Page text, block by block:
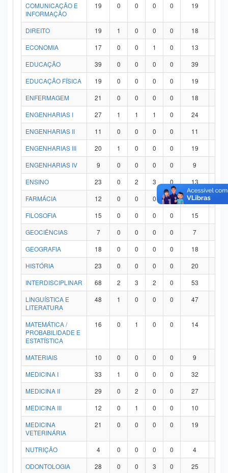
COMUNICAÇÃO E
INFORMAÇÃO
19 0 0 0 0 19
DIREITO 19 1 0 0 0 18
ECONOMIA
17 0 0 1 0 13
EDUCAÇÃO
39 0 0 0 0 39
EDUCAÇÃO FÍSICA
19 0 0 0 0 19
ENFERMAGEM
21 0 0 0 0 18
ENGENHARIAS I
27 1 1 1 0 24
ENGENHARIAS II
11 0 0 0 0 11
ENGENHARIAS III
20 1 0 0 0 19
ENGENHARIAS IV
9 0 0 0 0 9
ENSINO
23 0 2 3 0 13
FARMÁCIA
12 0 0 0 0 12
FILOSOFIA
15 0 0 0 0 15
GEOCIÊNCIAS
7 0 0 0 0 7
GEOGRAFIA
18 0 0 0 0 18
HISTÓRIA
23 0 0 0 0 20
INTERDISCIPLINAR
68 2 3 2 0 53
LINGUÍSTICA E
LITERATURA
48 1 0 0 0 47
MATEMÁTICA /
PROBABILIDADE E
ESTATÍSTICA
16 0 1 0 0 14
MATERIAIS 10 0 0 0 0 9
MEDICINA I
33 1 0 0 0 32
MEDICINA II
29 0 2 0 0 27
MEDICINA III
12 0 1 0 0 10
MEDICINA
VETERINÁRIA
21 0 0 0 0 19
NUTRIÇÃO 4 0 0 0 0 4
ODONTOLOGIA
28 0 0 3 0 25